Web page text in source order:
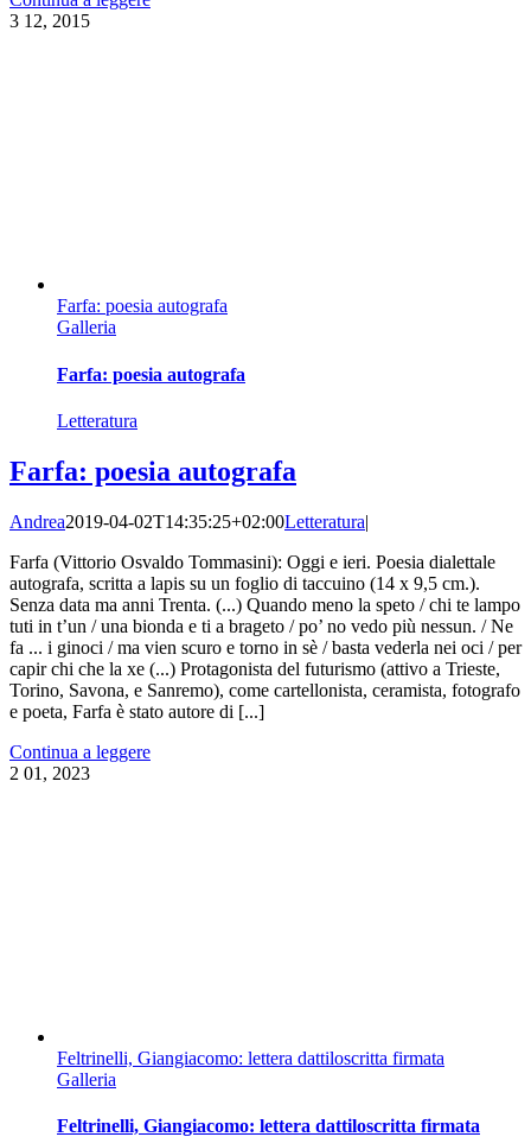
3 12, 2015
Farfa: poesia autografa
Galleria
Farfa: poesia autografa
Letteratura
Farfa: poesia autografa
Andrea2019-04-02T14:35:25+02:00Letteratura|
Farfa (Vittorio Osvaldo Tommasini): Oggi e ieri. Poesia dialettale
autografa, scritta a lapis su un foglio di taccuino (14 x 9,5 cm.).
Senza data ma anni Trenta. (...) Quando meno la speto / chi te lampo
tuti in t’un / una bionda e ti a brageto / po’ no vedo più nessun. / Ne
fa ... i ginoci / ma vien scuro e torno in sè / basta vederla nei oci / per
capir chi che la xe (...) Protagonista del futurismo (attivo a Trieste,
Torino, Savona, e Sanremo), come cartellonista, ceramista, fotografo
e poeta, Farfa è stato autore di [...]
Continua a leggere
2 01, 2023
Feltrinelli, Giangiacomo: lettera dattiloscritta firmata
Galleria
Feltrinelli, Giangiacomo: lettera dattiloscritta firmata